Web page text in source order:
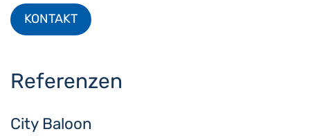
KONTAKT
Referenzen
City Baloon